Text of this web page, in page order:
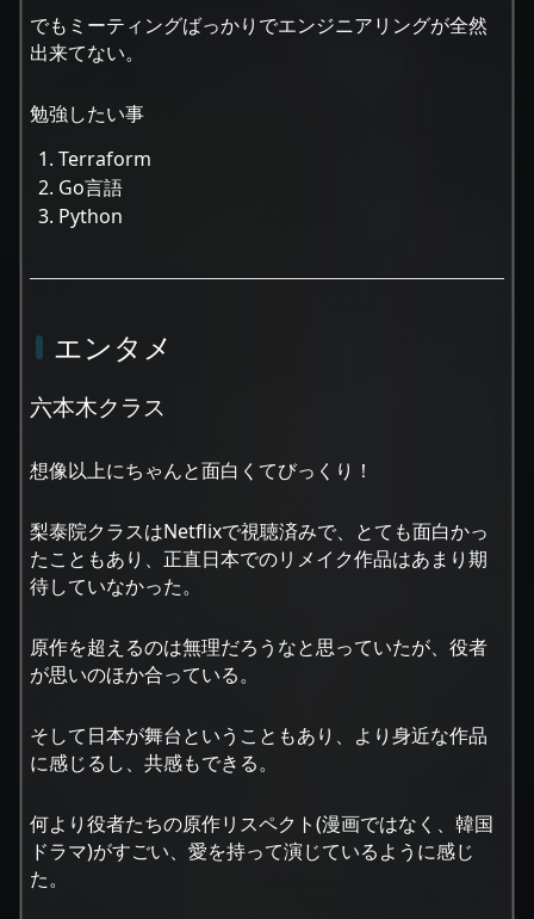
でもミーティングばっかりでエンジニアリングが全然
出来てない。
勉強したい事
Terraform
Go言語
Python
エンタメ
六本木クラス
想像以上にちゃんと面白くてびっくり！
梨泰院クラスはNetflixで視聴済みで、とても面白かっ
たこともあり、正直日本でのリメイク作品はあまり期
待していなかった。
原作を超えるのは無理だろうなと思っていたが、役者
が思いのほか合っている。
そして日本が舞台ということもあり、より身近な作品
に感じるし、共感もできる。
何より役者たちの原作リスペクト(漫画ではなく、韓国
ドラマ)がすごい、愛を持って演じているように感じ
た。